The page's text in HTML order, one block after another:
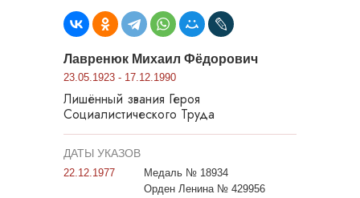
Лавренюк Михаил Фёдорович
23.05.1923 - 17.12.1990
Лишённый звания Героя
Социалистического Труда
ДАТЫ УКАЗОВ
22.12.1977
Медаль № 18934
Орден Ленина № 429956